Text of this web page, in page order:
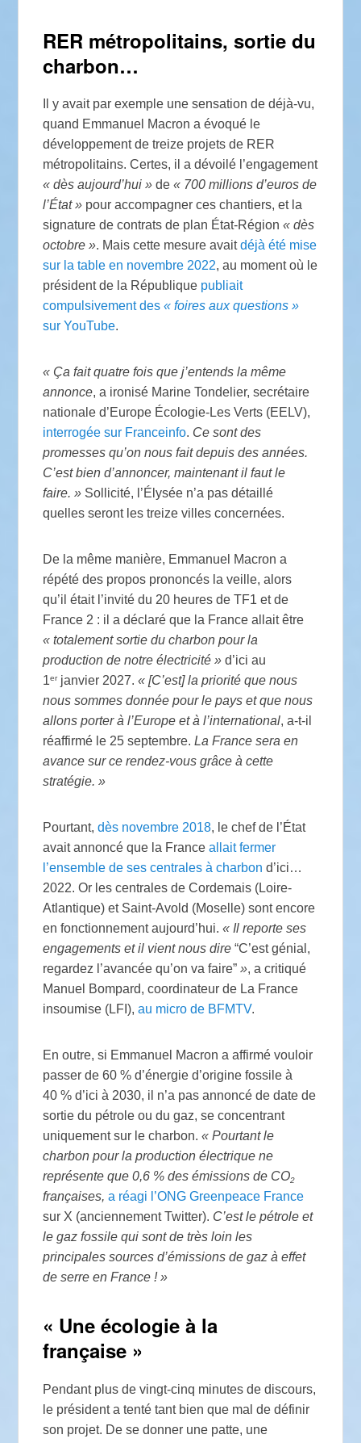
RER métropolitains, sortie du
charbon…
Il y avait par exemple une sensation de déjà-vu,
quand Emmanuel Macron a évoqué le
développement de treize projets de RER
métropolitains. Certes, il a dévoilé l’engagement
« dès aujourd’hui » de« 700 millions d’euros de
l’État » pour accompagner ces chantiers, et la
signature de contrats de plan État-Région« dès
octobre ». Mais cette mesure avaitdéjà été mise
sur la table en novembre 2022, au moment où le
président de la République publiait
compulsivement des« foires aux questions »
sur YouTube.
« Ça fait quatre fois que j’entends la même
annonce, a ironisé Marine Tondelier, secrétaire
nationale d’Europe Écologie-Les Verts (EELV),
interrogée sur Franceinfo. Ce sont des
promesses qu’on nous fait depuis des années.
C’est bien d’annoncer, maintenant il faut le
faire. » Sollicité, l’Élysée n’a pas détaillé
quelles seront les treize villes concernées.
De la même manière, Emmanuel Macron a
répété des propos prononcés la veille, alors
qu’il était l’invité du 20 heures deTF1 et de
France 2 : il a déclaré que la France allait être
« totalement sortie du charbon pour la
production de notre électricité » d’ici au
1erjanvier 2027.« [C’est] la priorité que nous
nous sommes donnée pour le pays et que nous
allons porter à l’Europe et à l’international, a-t-il
réaffirmé le 25 septembre.La France sera en
avance sur ce rendez-vous grâce à cette
stratégie. »
Pourtant,dès novembre 2018, le chef de l’État
avait annoncé que la Franceallait fermer
l’ensemble de ses centrales à charbon d’ici…
2022. Or les centrales de Cordemais (Loire-
Atlantique) et Saint-Avold (Moselle) sont encore
en fonctionnement aujourd’hui.« Il reporte ses
engagements et il vient nous dire“C’est génial,
regardez l’avancée qu’on va faire” », a critiqué
Manuel Bompard, coordinateur de La France
insoumise (LFI),au micro de BFMTV.
En outre, si Emmanuel Macron a affirmé vouloir
passer de 60 % d’énergie d’origine fossile à
40 % d’ici à 2030, il n’a pas annoncé de date de
sortie du pétrole ou du gaz, se concentrant
uniquement sur le charbon.« Pourtant le
charbon pour la production électrique ne
représente que 0,6 % des émissions de CO2
françaises, a réagi l’ONG Greenpeace France
sur X (anciennement Twitter). C’est le pétrole et
le gaz fossile qui sont de très loin les
principales sources d’émissions de gaz à effet
de serre en France ! »
« Une écologie à la
française »
Pendant plus de vingt-cinq minutes de discours,
le président a tenté tant bien que mal de définir
son projet. De se donner une patte, une